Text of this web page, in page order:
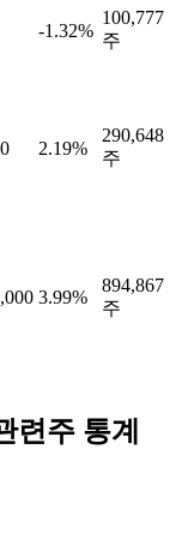
-1.32%
100,777
주
2.19%
290,648
주
3.99%
894,867
주
주 통계